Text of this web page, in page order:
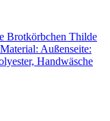
Brotkörbchen Thilde
Außenseite:
Handwäsche